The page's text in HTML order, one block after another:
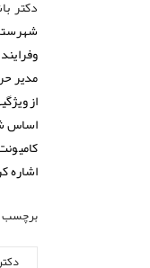
دکتر
مدیر
از
اساس
اشاره
برچسب